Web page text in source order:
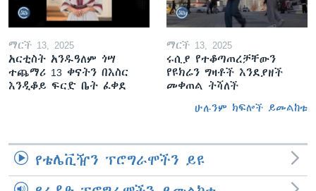
ማርች 13, 2025
አርቲስት አንዱዓለም ጎሣ
ተጨማሪ 13 ቀናትን በእስር
እንዲቆይ ፍርድ ቤት ፈቀደ
ማርች 13, 2025
ሩሲያ የተቆጣጠረቻቸውን
የዩክሬን ግዛቶች እንደያዘች
መቀጠል ትሻለች
ሁሉንም ክፍሎች ይመልከቱ
የቴሌቪዥን ፕሮግራሞችን ይዩ